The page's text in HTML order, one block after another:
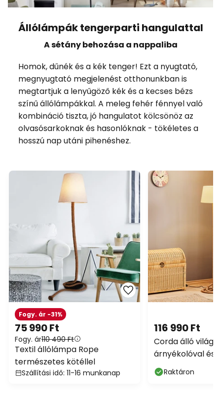
Állólámpák tengerparti hangulattal
A sétány behozása a nappaliba
Homok, dűnék és a kék tenger! Ezt a nyugtató,
megnyugtató megjelenést otthonunkban is
megtartjuk a lenyűgöző kék és a kecses bézs
színű állólámpákkal. A meleg fehér fénnyel való
kombináció tiszta, jó hangulatot kölcsönöz az
olvasósarkoknak és hasonlóknak - tökéletes a
hosszú nap utáni pihenéshez.
75 990 Ft
Fogy. ár110 490 Ft
Fogy. ár -31%
Textil állólámpa Rope
természetes kötéllel
Szállítási idő: 11-16 munkanap
116 990 Ft
Corda álló
árnyékolóval és
kötéllel
Raktáron